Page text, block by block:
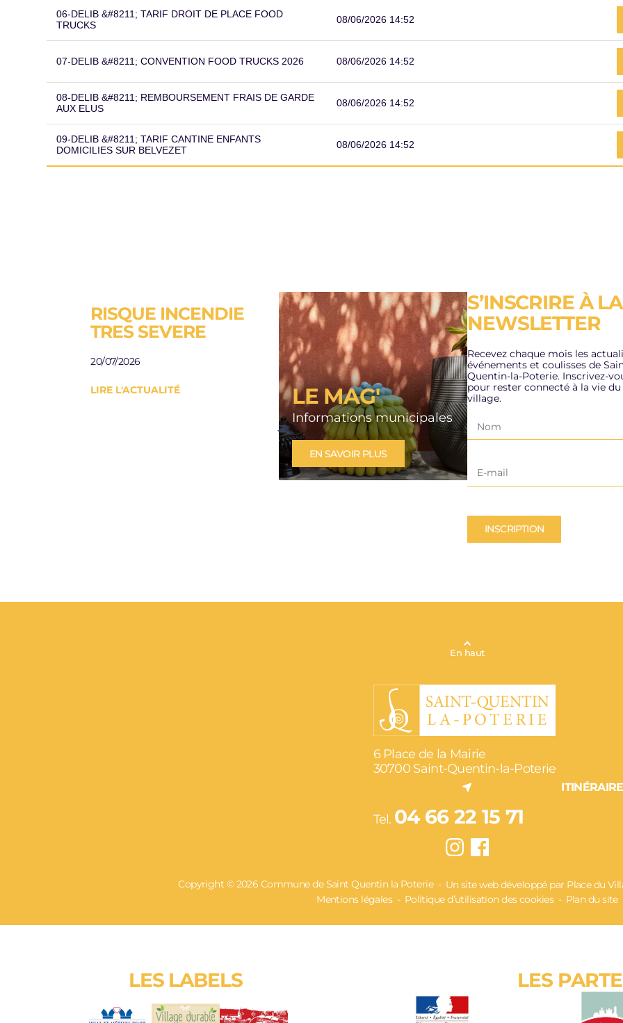
06-DELIB &#8211; TARIF DROIT DE PLACE FOOD
TRUCKS
08/06/2026 14:52
07-DELIB &#8211; CONVENTION FOOD TRUCKS 2026 08/06/2026 14:52
08-DELIB &#8211; REMBOURSEMENT FRAIS DE GARDE
AUX ELUS
08/06/2026 14:52
09-DELIB &#8211; TARIF CANTINE ENFANTS
DOMICILIES SUR BELVEZET
08/06/2026 14:52
RISQUE INCENDIE
TRES SEVERE
LIRE L'ACTUALITÉ
20/07/2026
ESPACE FRAICHEUR
A LA RÉSIDENCE
AUTONOMIE LES
JARDINS
Besoin de Fraicheur, la
résidence autonomie les
jardins vous accueille
LIRE L'ACTUALITÉ
10/07/2026
PLAN CANICULE
LIRE L'ACTUALITÉ
LE MAG'
Informations municipales
EN SAVOIR PLUS
S’INSCRIRE À LA
NEWSLETTER
Recevez chaque mois les
événements et coulisses de
Quentin-la-Poterie. Inscrivez-
pour rester connecté à la vie du
village.
INSCRIPTION
En haut
6 Place de la Mairie
30700 Saint-Quentin-la-Poterie
ITINÉRAIRE
Tel. 04 66 22 15 71
Copyright © 2026 Commune de Saint Quentin la Poterie Un site web développé par Place du
Mentions légales
Politique d’utilisation des cookies Plan du site
LES LABELS LES